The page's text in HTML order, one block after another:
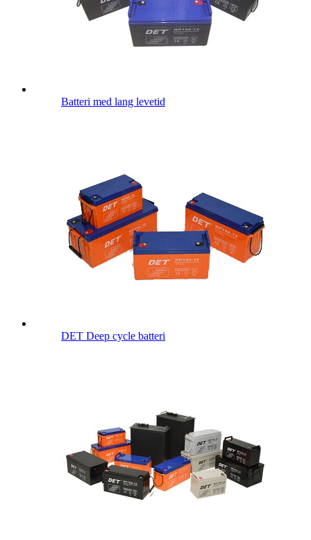
Batteri med lang levetid
DET Deep cycle batteri